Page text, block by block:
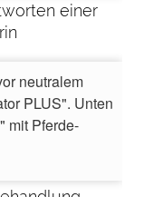
einer